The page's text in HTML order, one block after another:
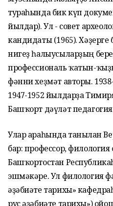
тураһында бик күп
йылдар). Ул - совет
кандидаты (1965).
нигеҙ һалыусыларҙың
профессиональ ҡатын-
фәнни хеҙмәт авторы.
1947-1952 йылдарҙа
Башҡорт дәүләт
Улар араһында танылған
бар: профессор,
Башҡортостан
эшмәкәре. Ул филология
әҙәбиәте тарихы»
рус әҙәбиәте тарихы»)